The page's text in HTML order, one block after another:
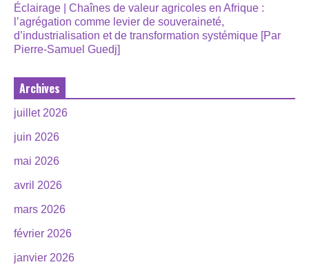
Éclairage | Chaînes de valeur agricoles en Afrique :
l’agrégation comme levier de souveraineté,
d’industrialisation et de transformation systémique [Par
Pierre-Samuel Guedj]
Archives
juillet 2026
juin 2026
mai 2026
avril 2026
mars 2026
février 2026
janvier 2026